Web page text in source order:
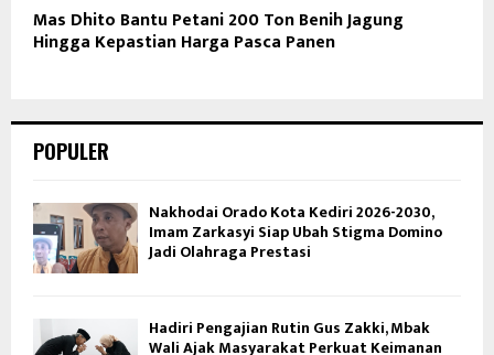
Mas Dhito Bantu Petani 200 Ton Benih Jagung
Hingga Kepastian Harga Pasca Panen
POPULER
Nakhodai Orado Kota Kediri 2026-2030,
Imam Zarkasyi Siap Ubah Stigma Domino
Jadi Olahraga Prestasi
Hadiri Pengajian Rutin Gus Zakki, Mbak
Wali Ajak Masyarakat Perkuat Keimanan